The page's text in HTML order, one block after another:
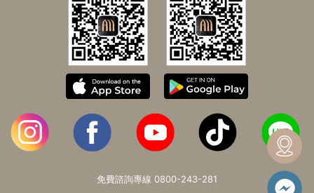
免費諮詢專線 0800-243-281